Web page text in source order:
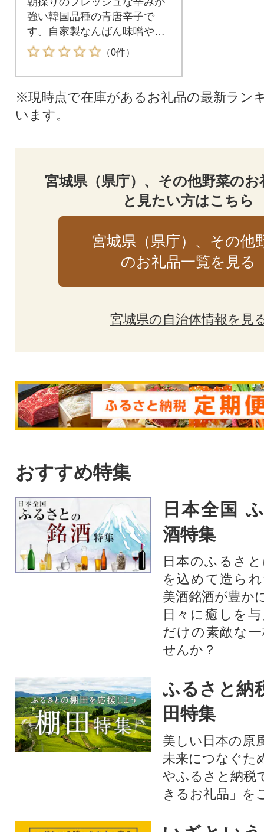
強い韓国品種の青唐辛子で
す。自家製なんばん味噌やゆ
ず胡椒等におすすめです♪
（0件）
※現時点で在庫があるお礼品の最新ラン
います。
宮城県（県庁）、その他野菜の
と見たい方はこちら
宮城県（県庁）、その他
のお礼品一覧を見る
宮城県の自治体情報を見
おすすめ特集
日本全国
酒特集
日本のふるさ
を込めて造ら
美酒銘酒が豊か
日々に癒しを
だけの素敵な
せんか？
ふるさと納
田特集
美しい日本の原
未来につなぐた
やふるさと納税
きるお礼品」を